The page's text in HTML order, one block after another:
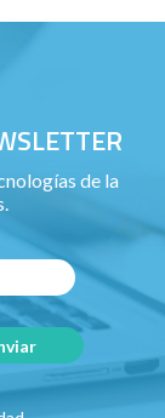
de la